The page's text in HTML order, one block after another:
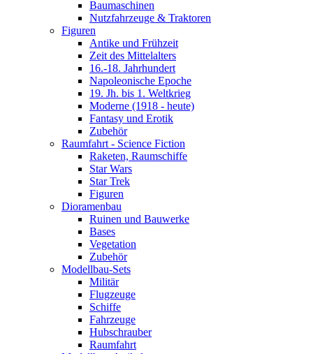
Baumaschinen
Nutzfahrzeuge & Traktoren
Figuren
Antike und Frühzeit
Zeit des Mittelalters
16.-18. Jahrhundert
Napoleonische Epoche
19. Jh. bis 1. Weltkrieg
Moderne (1918 - heute)
Fantasy und Erotik
Zubehör
Raumfahrt - Science Fiction
Raketen, Raumschiffe
Star Wars
Star Trek
Figuren
Dioramenbau
Ruinen und Bauwerke
Bases
Vegetation
Zubehör
Modellbau-Sets
Militär
Flugzeuge
Schiffe
Fahrzeuge
Hubschrauber
Raumfahrt